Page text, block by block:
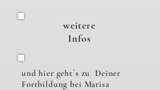
weitere
Infos
und hier geht`s zu Deiner
Fortbildung bei Marisa